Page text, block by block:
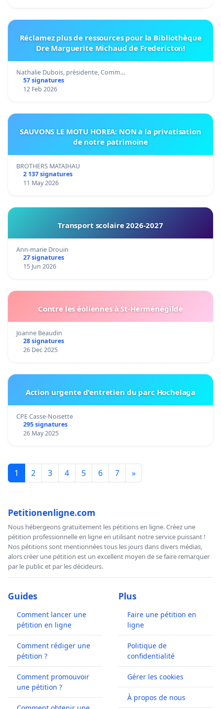
Réclamez plus de ressources pour la Bibliothèque
Dre Marguerite Michaud de Fredericton!
Nathalie Dubois, présidente, Comm…
57 signatures
12 Feb 2026
SAUVONS LE MOTU HOREA: NON a la privatisation
de notre patrimoine
BROTHERS MATAIHAU
2 137 signatures
11 May 2026
Transport scolaire 2026-2027
Ann-marie Drouin
27 signatures
15 Jun 2026
Contre les éoliennes à St-Herménégilde
Joanne Beaudin
28 signatures
26 Dec 2025
Action urgente d'entretien du parc Hochelaga
CPE Casse-Noisette
295 signatures
26 May 2025
1 2 3 4 5 6 7 »
Petitionenligne.com
Nous hébergeons gratuitement les pétitions en ligne. Créez une
pétition professionnelle en ligne en utilisant notre service puissant !
Nos pétitions sont mentionnées tous les jours dans divers médias,
alors créer une pétition est un excellent moyen de se faire remarquer
par le public et par les décideurs.
Guides
Comment lancer une
pétition en ligne
Comment rédiger une
pétition ?
Comment promouvoir
une pétition ?
Plus
Faire une pétition en
ligne
Politique de
confidentialité
Gérer les cookies
À propos de nous